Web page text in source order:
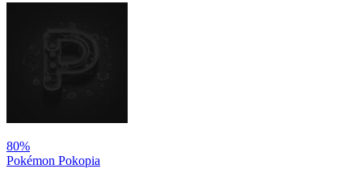
80%
Pokémon Pokopia